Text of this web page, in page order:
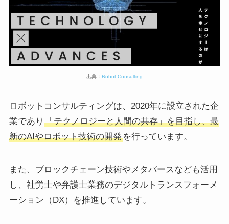
出典： Robot Consulting
ロボットコンサルティングは、2020年に設立された企
業であり 「テクノロジーと人間の共存」を目指し、最
新のAIやロボット技術の開発を行っています。
また、ブロックチェーン技術やメタバースなども活用
し、社労士や弁護士業務のデジタルトランスフォーメ
ーション（DX）を推進しています。